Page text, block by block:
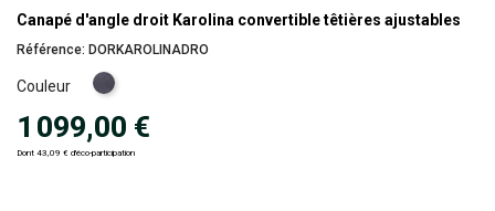
Canapé d'angle droit Karolina convertible têtières ajustables
Référence: DORKAROLINADRO
Couleur
Gris
foncé
1 099,00 €
Dont 43,09 € d'éco-participation